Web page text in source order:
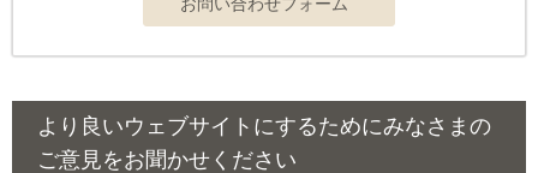
より良いウェブサイトにするためにみなさまの
ご意見をお聞かせください